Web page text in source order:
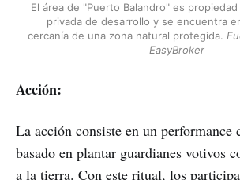
El área de "Puerto Balandro" es
privada de desarrollo y se encuentra
cercanía de una zona natural protegida.
EasyBroker
Acción:
La acción consiste en un performance
basado en plantar guardianes votivos
a la tierra. Con este ritual, los